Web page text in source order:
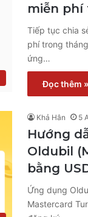
miễn phí
Tiếp tục chia
phí trong
ứng…
Đọc thêm »
Khả Hân 5
Hướng
Oldubil
bằng
Ứng dụng
Mastercard